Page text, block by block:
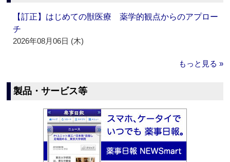
【訂正】はじめての獣医療 薬学的観点からのアプロー
チ
2026年08月06日 (木)
もっと見る »
製品・サービス等